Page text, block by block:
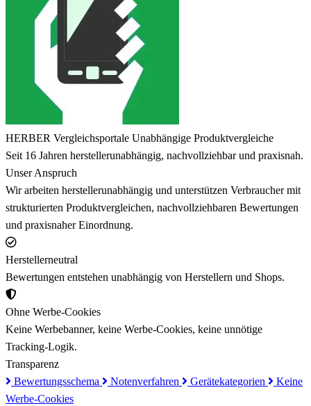
HERBER Vergleichsportale Unabhängige Produktvergleiche
Seit 16 Jahren herstellerunabhängig, nachvollziehbar und praxisnah.
Unser Anspruch
Wir arbeiten herstellerunabhängig und unterstützen Verbraucher mit
strukturierten Produktvergleichen, nachvollziehbaren Bewertungen
und praxisnaher Einordnung.
Herstellerneutral
Bewertungen entstehen unabhängig von Herstellern und Shops.
Ohne Werbe-Cookies
Keine Werbebanner, keine Werbe-Cookies, keine unnötige
Tracking-Logik.
Transparenz
Bewertungsschema
Notenverfahren Gerätekategorien
Keine
Werbe-Cookies